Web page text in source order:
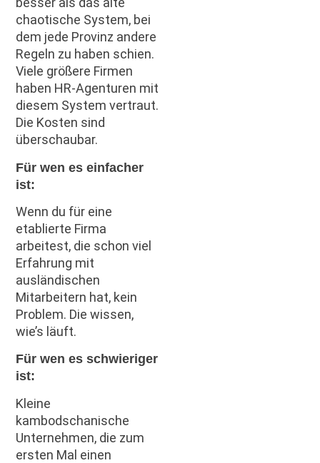
chaotische System, bei
dem jede Provinz andere
Regeln zu haben schien.
Viele größere Firmen
haben HR-Agenturen mit
diesem System vertraut.
Die Kosten sind
überschaubar.
Für wen es einfacher
ist:
Wenn du für eine
etablierte Firma
arbeitest, die schon viel
Erfahrung mit
ausländischen
Mitarbeitern hat, kein
Problem. Die wissen,
wie’s läuft.
Für wen es schwieriger
ist:
Kleine
kambodschanische
Unternehmen, die zum
ersten Mal einen